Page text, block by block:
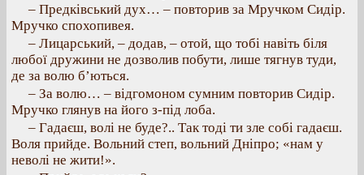
– Предківський дух… – повторив за Мручком Сидір.
Мручко спохопивея.
– Лицарський, – додав, – отой, що тобі навіть біля
любої дружини не дозволив побути, лише тягнув туди,
де за волю б’ються.
– За волю… – відгомоном сумним повторив Сидір.
Мручко глянув на його з-під лоба.
– Гадаєш, волі не буде?.. Так тоді ти зле собі гадаєш.
Воля прийде. Вольний степ, вольний Дніпро; «нам у
неволі не жити!».